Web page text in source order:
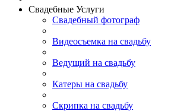
Свадебные Услуги
Свадебный фотограф
Видеосъемка на свадьбу
Ведущий на свадьбу
Катеры на свадьбу
Скрипка на свадьбу